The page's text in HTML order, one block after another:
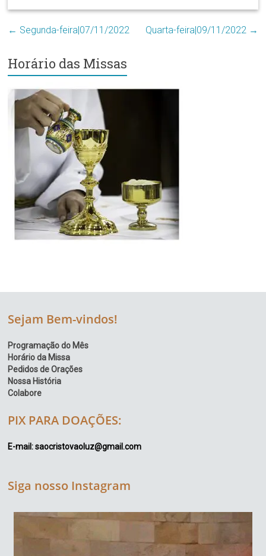
← Segunda-feira|07/11/2022 Quarta-feira|09/11/2022 →
Horário das Missas
Sejam Bem-vindos!
Programação do Mês
Horário da Missa
Pedidos de Orações
Nossa História
Colabore
PIX PARA DOAÇÕES:
E-mail: saocristovaoluz@gmail.com
Siga nosso Instagram